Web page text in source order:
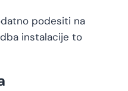
podesiti na
instalacije to